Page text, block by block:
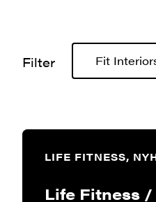
Filter Fit
LIFE FITNESS,
Life Fitness